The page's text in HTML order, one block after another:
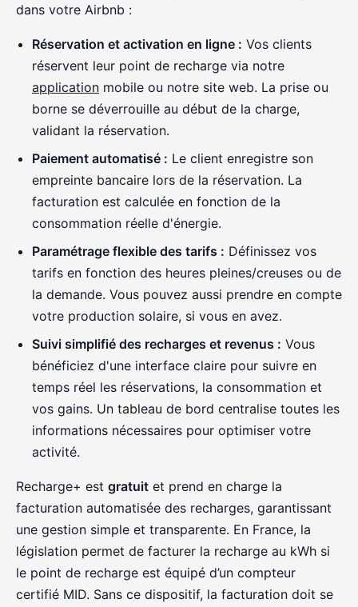
dans votre Airbnb :
Réservation et activation en ligne : Vos clients
réservent leur point de recharge via notre
application mobile ou notre site web. La prise ou
borne se déverrouille au début de la charge,
validant la réservation.
Paiement automatisé : Le client enregistre son
empreinte bancaire lors de la réservation. La
facturation est calculée en fonction de la
consommation réelle d'énergie.
Paramétrage flexible des tarifs : Définissez vos
tarifs en fonction des heures pleines/creuses ou de
la demande. Vous pouvez aussi prendre en compte
votre production solaire, si vous en avez.
Suivi simplifié des recharges et revenus : Vous
bénéficiez d'une interface claire pour suivre en
temps réel les réservations, la consommation et
vos gains. Un tableau de bord centralise toutes les
informations nécessaires pour optimiser votre
activité.
Recharge+ est gratuit et prend en charge la
facturation automatisée des recharges, garantissant
une gestion simple et transparente. En France, la
législation permet de facturer la recharge au kWh si
le point de recharge est équipé d’un compteur
certifié MID. Sans ce dispositif, la facturation doit se